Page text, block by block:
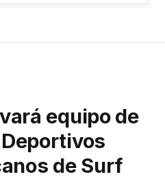
equipo de
de Surf